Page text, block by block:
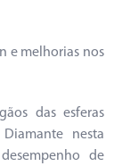
e melhorias nos
das esferas
nesta
de